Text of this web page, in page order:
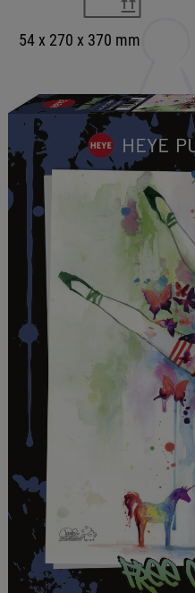
54 x 270 x 370 mm